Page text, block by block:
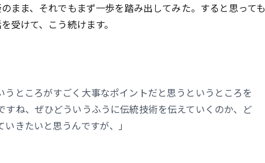
ま、それでもまず一歩を踏み出してみた。すると――思っても
受けて、こう続けます。
ところがすごく大事なポイントだと思うというところを
ね、ぜひどういうふうに伝統技術を伝えていくのか、ど
きたいと思うんですが、」